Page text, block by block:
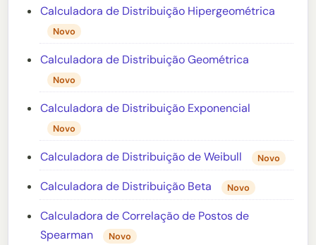
Calculadora de Distribuição Hipergeométrica
Novo
Calculadora de Distribuição Geométrica
Novo
Calculadora de Distribuição Exponencial
Novo
Calculadora de Distribuição de Weibull Novo
Calculadora de Distribuição Beta Novo
Calculadora de Correlação de Postos de
Spearman
Novo